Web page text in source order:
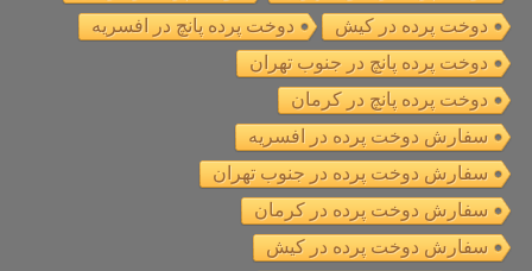
دوخت پرده در کیش
دوخت پرده پانچ در افسریه
دوخت پرده پانچ در جنوب تهران
دوخت پرده پانچ در کرمان
سفارش دوخت پرده در افسریه
سفارش دوخت پرده در جنوب تهران
سفارش دوخت پرده در کرمان
سفارش دوخت پرده در کیش